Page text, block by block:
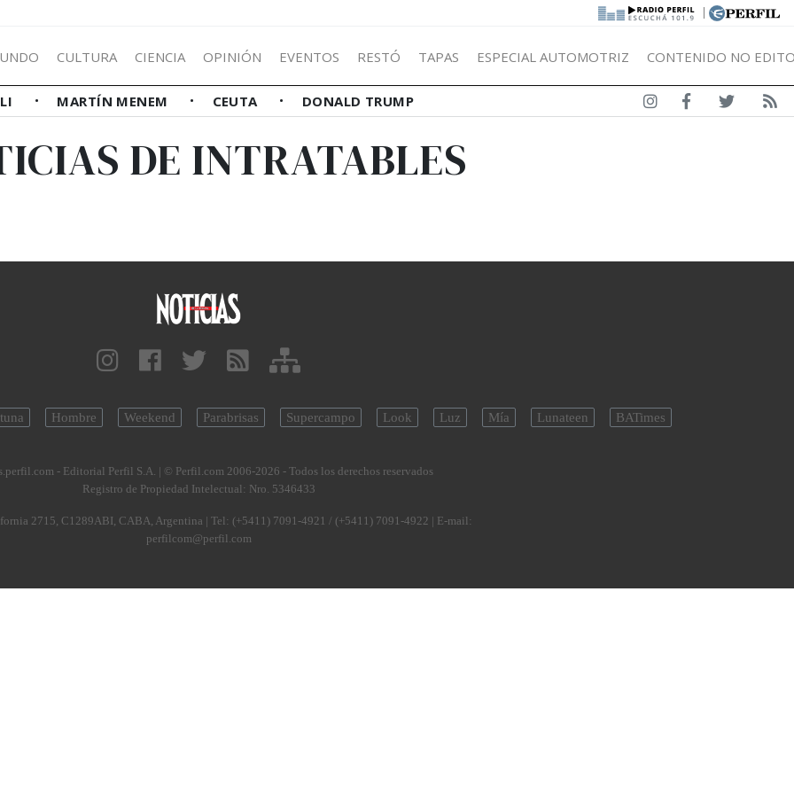
|
CULTURA CIENCIA OPINIÓN EVENTOS RESTÓ TAPAS ESPECIAL AUTOMOTRIZ CONTENIDO NO
MARTÍN MENEM CEUTA DONALD TRUMP
DE INTRATABLES
Hombre Weekend Parabrisas Supercampo Look Luz Mía Lunateen BATimes
- Editorial Perfil S.A. | © Perfil.com 2006-2026 - Todos los derechos reservados
Registro de Propiedad Intelectual: Nro. 5346433
2715, C1289ABI, CABA, Argentina | Tel: (+5411) 7091-4921 / (+5411) 7091-4922 | E-mail:
perfilcom@perfil.com